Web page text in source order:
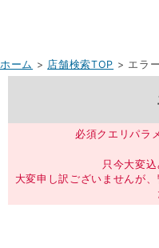
ホーム > 店舗検索TOP > エラー
必須クエリパラ
只今大変込
大変申し訳ございませんが